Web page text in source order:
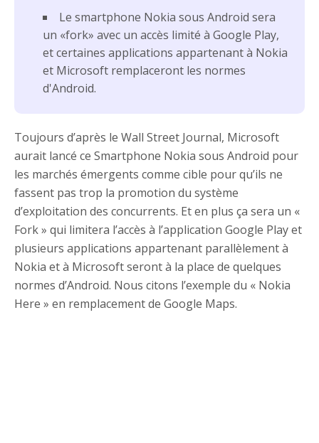
Le smartphone Nokia sous Android sera
un «fork» avec un accès limité à Google Play,
et certaines applications appartenant à Nokia
et Microsoft remplaceront les normes
d'Android.
Toujours d’après le Wall Street Journal, Microsoft
aurait lancé ce Smartphone Nokia sous Android pour
les marchés émergents comme cible pour qu’ils ne
fassent pas trop la promotion du système
d’exploitation des concurrents. Et en plus ça sera un «
Fork » qui limitera l’accès à l’application Google Play et
plusieurs applications appartenant parallèlement à
Nokia et à Microsoft seront à la place de quelques
normes d’Android. Nous citons l’exemple du « Nokia
Here » en remplacement de Google Maps.